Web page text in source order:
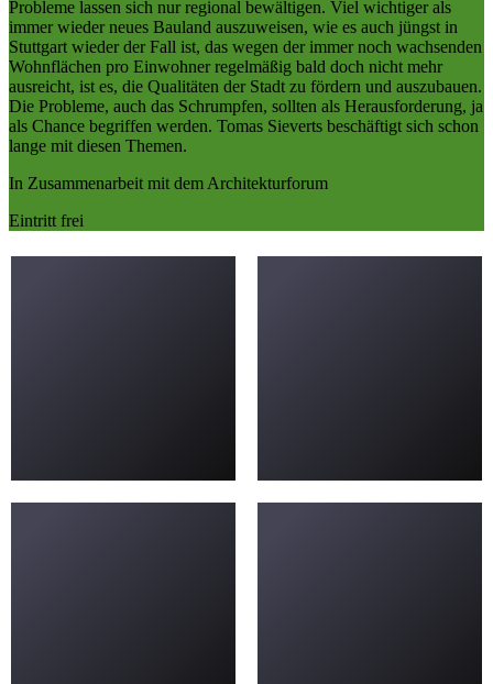
Probleme lassen sich nur regional bewältigen. Viel wichtiger als
immer wieder neues Bauland auszuweisen, wie es auch jüngst in
Stuttgart wieder der Fall ist, das wegen der immer noch wachsenden
Wohnflächen pro Einwohner regelmäßig bald doch nicht mehr
ausreicht, ist es, die Qualitäten der Stadt zu fördern und auszubauen.
Die Probleme, auch das Schrumpfen, sollten als Herausforderung, ja
als Chance begriffen werden. Tomas Sieverts beschäftigt sich schon
lange mit diesen Themen.
In Zusammenarbeit mit dem Architekturforum
Eintritt frei